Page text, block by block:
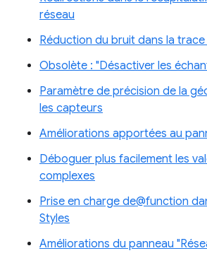
réseau
Réduction du bruit dans la
Obsolète : "Désactiver les
Paramètre de précision de la
les capteurs
Améliorations apportées au
Déboguer plus facilement les
complexes
Prise en charge de@function
Styles
Améliorations du panneau